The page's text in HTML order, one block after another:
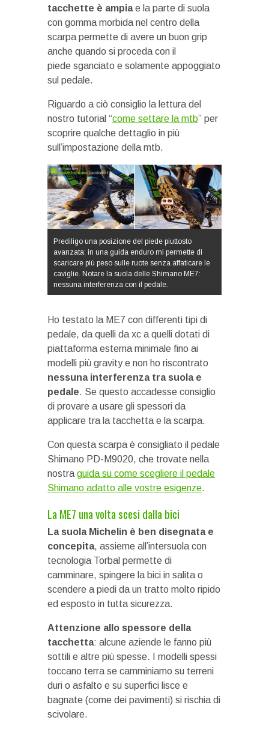
tacchette è ampiae la parte di suola
con gomma morbida nel centro della
scarpa permette di avere un buon grip
anche quando si proceda con il
piede sganciato e solamente appoggiato
sul pedale.
Riguardo a ciò consiglio la lettura del
nostro tutorial “come settare la mtb” per
scoprire qualche dettaglio in più
sull’impostazione della mtb.
Prediligo una posizione del piede piuttosto
avanzata: in una guida enduro mi permette di
scaricare più peso sulle ruote senza affaticare le
caviglie. Notare la suola delle Shimano ME7:
nessuna interferenza con il pedale.
Ho testato la ME7 con differenti tipi di
pedale, da quelli da xc a quelli dotati di
piattaforma esterna minimale fino ai
modelli più gravity e non ho riscontrato
nessuna interferenza tra suola e
pedale. Se questo accadesse consiglio
di provare a usare gli spessori da
applicare tra la tacchetta e la scarpa.
Con questa scarpa è consigliato il pedale
Shimano PD-M9020, che trovate nella
nostra guida su come scegliere il pedale
Shimano adatto alle vostre esigenze.
La ME7 una volta scesi dalla bici
La suola Michelin è ben disegnata e
concepita, assieme all’intersuola con
tecnologia Torbal permette di
camminare, spingere la bici in salita o
scendere a piedi da un tratto molto ripido
ed esposto in tutta sicurezza.
Attenzione allo spessore della
tacchetta: alcune aziende le fanno più
sottili e altre più spesse. I modelli spessi
toccano terra se camminiamo su terreni
duri o asfalto e su superfici lisce e
bagnate (come dei pavimenti) si rischia di
scivolare.